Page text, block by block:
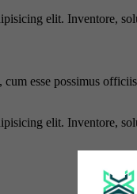
elit. Inventore,
esse possimus
elit. Inventore,